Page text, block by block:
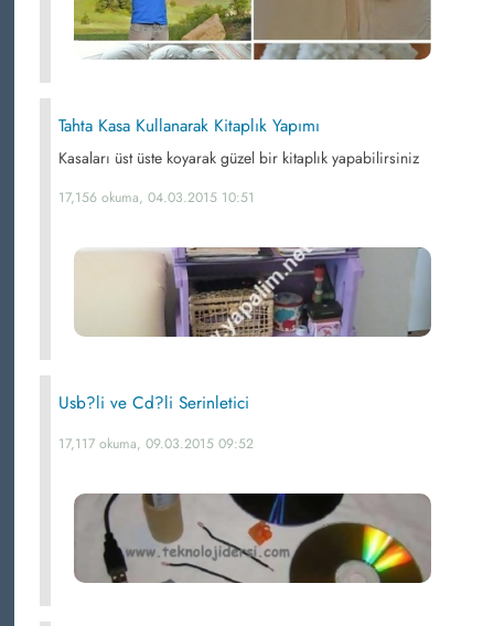
Tahta Kasa Kullanarak Kitaplık Yapımı
Kasaları üst üste koyarak güzel bir kitaplık yapabilirsiniz
17,156 okuma, 04.03.2015 10:51
Usb?li ve Cd?li Serinletici
17,117 okuma, 09.03.2015 09:52